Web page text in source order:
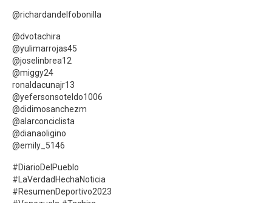
@richardandelfobonilla
@dvotachira
@yulimarrojas45
@joselinbrea12
@miggy24
ronaldacunajr13
@yefersonsoteldo1006
@didimosanchezm
@alarconciclista
@dianaoligino
@emily_5146
#DiarioDelPueblo
#LaVerdadHechaNoticia
#ResumenDeportivo2023